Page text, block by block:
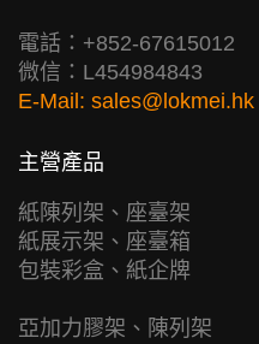
電話：+852-67615012
微信：L454984843
E-Mail: sales@lokmei.hk
主營產品
紙陳列架、座臺架
紙展示架、座臺箱
包裝彩盒、紙企牌
亞加力膠架、陳列架